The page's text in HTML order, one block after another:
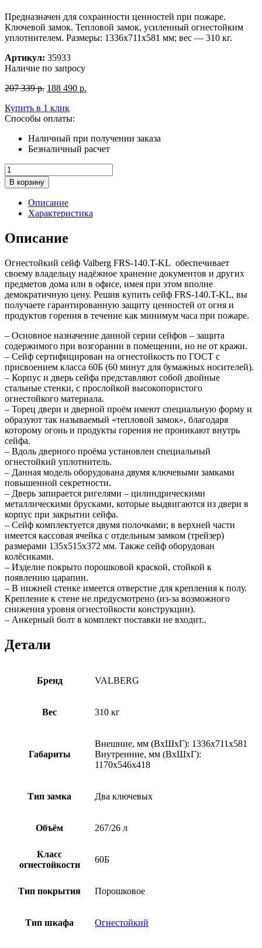
Предназначен для сохранности ценностей при пожаре.
Ключевой замок. Тепловой замок, усиленный огнестойким
уплотнителем. Размеры: 1336x711x581 мм; вес — 310 кг.
Артикул: 35933
Наличие по запросу
207 339р. Первоначальная
составляла
207
р..
188 490 р.
Купить в 1 клик
Способы оплаты:
Наличный при получении заказа
Безналичный расчет
Количество
товара
Огнестойкий
сейф
VALBERG
140.T-
KL
В корзину
Описание
Характеристика
Описание
Огнестойкий сейф Valberg FRS-140.T-KL обеспечивает
своему владельцу надёжное хранение документов и других
предметов дома или в офисе, имея при этом вполне
демократичную цену. Решив купить сейф FRS-140.T-KL, вы
получаете гарантированную защиту ценностей от огня и
продуктов горения в течение как минимум часа при пожаре.
– Основное назначение данной серии сейфов – защита
содержимого при возгорании в помещении, но не от кражи.
– Сейф сертифицирован на огнестойкость по ГОСТ с
присвоением класса 60Б (60 минут для бумажных носителей).
– Корпус и дверь сейфа представляют собой двойные
стальные стенки, с прослойкой высокопористого
огнестойкого материала.
– Торец двери и дверной проём имеют специальную форму и
образуют так называемый «тепловой замок», благодаря
которому огонь и продукты горения не проникают внутрь
сейфа.
– Вдоль дверного проёма установлен специальный
огнестойкий уплотнитель.
– Данная модель оборудована двумя ключевыми замками
повышенной секретности.
– Дверь запирается ригелями – цилиндрическими
металлическими брусками, которые выдвигаются из двери в
корпус при закрытии сейфа.
– Сейф комплектуется двумя полочками; в верхней части
имеется кассовая ячейка с отдельным замком (трейзер)
размерами 135х515х372 мм. Также сейф оборудован
колёсиками.
– Изделие покрыто порошковой краской, стойкой к
появлению царапин.
– В нижней стенке имеется отверстие для крепления к полу.
Крепление к стене не предусмотрено (из-за возможного
снижения уровня огнестойкости конструкции).
– Анкерный болт в комплект поставки не входит..
Детали
Бренд VALBERG
Вес 310 кг
Габариты
Внешние, мм (ВхШхГ): 1336x711x581
Внутренние, мм (ВхШхГ):
1170x546x418
Тип замка Два ключевых
Объём 267/26 л
Класс
огнестойкости
60Б
Тип покрытия Порошковое
Тип шкафа Огнестойкий